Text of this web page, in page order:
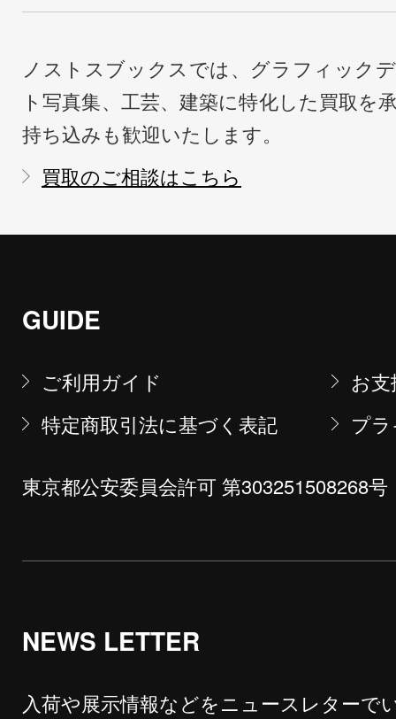
ノストスブックスでは、グラフィック
ト写真集、工芸、建築に特化した買取を
持ち込みも歓迎いたします。
買取のご相談はこちら
GUIDE
ご利用ガイド
お
特定商取引法に基づく表記
プ
東京都公安委員会許可 第303251508268号
NEWS LETTER
入荷や展示情報などをニュースレターで